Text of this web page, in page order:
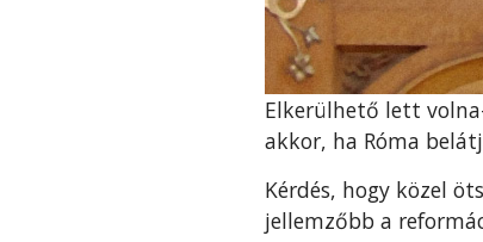
Elkerülhető lett
akkor, ha Róma
Kérdés, hogy közel
jellemzőbb a